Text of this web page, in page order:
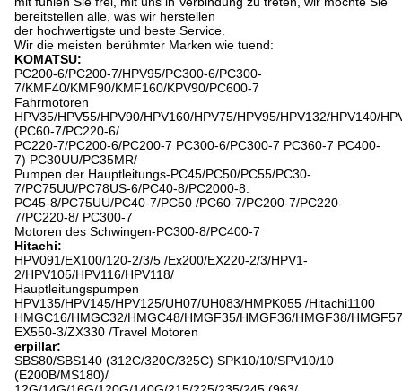
bereitstellen alle, was wir herstellen
der hochwertigste und beste Service.
Wir die meisten berühmter Marken wie tuend:
KOMATSU:
PC200-6/PC200-7/HPV95/PC300-6/PC300-
7/KMF40/KMF90/KMF160/KPV90/PC600-7
Fahrmotoren
HPV35/HPV55/HPV90/HPV160/HPV75/HPV95/HPV132/HPV140/
(PC60-7/PC220-6/
PC220-7/PC200-6/PC200-7 PC300-6/PC300-7 PC360-7 PC400-
7) PC30UU/PC35MR/
Pumpen der Hauptleitungs-PC45/PC50/PC55/PC30-
7/PC75UU/PC78US-6/PC40-8/PC2000-8.
PC45-8/PC75UU/PC40-7/PC50 /PC60-7/PC200-7/PC220-
7/PC220-8/ PC300-7
Motoren des Schwingen-PC300-8/PC400-7
Hitachi:
HPV091/EX100/120-2/3/5 /Ex200/EX220-2/3/HPV1-
2/HPV105/HPV116/HPV118/
Hauptleitungspumpen
HPV135/HPV145/HPV125/UH07/UH083/HMPK055 /Hitachi1100
HMGC16/HMGC32/HMGC48/HMGF35/HMGF36/HMGF38/
EX550-3/ZX330 /Travel Motoren
erpillar:
SBS80/SBS140 (312C/320C/325C) SPK10/10/SPV10/10
(E200B/MS180)/